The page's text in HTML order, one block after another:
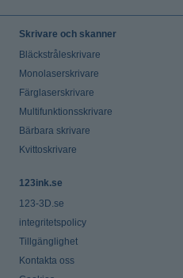
Skrivare och skanner
Bläckstråleskrivare
Monolaserskrivare
Färglaserskrivare
Multifunktionsskrivare
Bärbara skrivare
Kvittoskrivare
123ink.se
123-3D.se
integritetspolicy
Tillgänglighet
Kontakta oss